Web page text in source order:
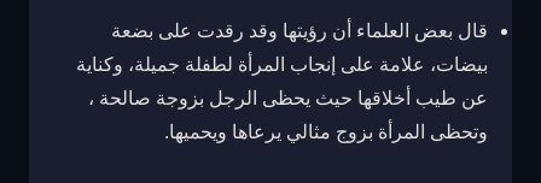
قال بعض العلماء أن رؤيتها وقد رقدت على بضعة
بيضات، علامة على إنجاب المرأة لطفلة جميلة، وكناية
عن طيب أخلاقها حيث يحظى الرجل بزوجة صالحة ،
وتحظى المرأة بزوج مثالي يرعاها ويحميها.